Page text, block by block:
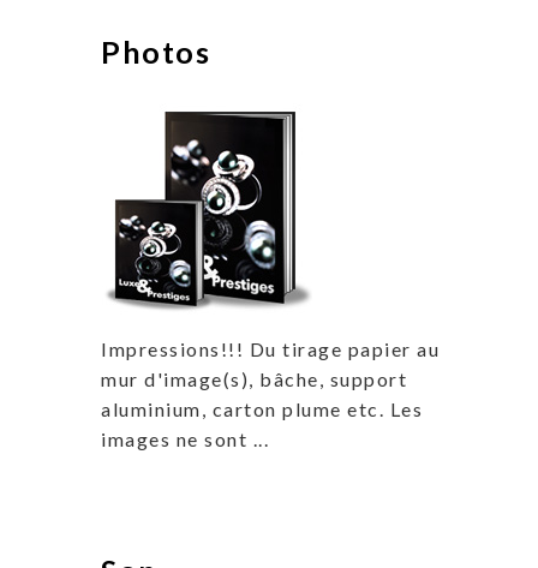
Photos
Impressions!!! Du tirage papier au
mur d'image(s), bâche, support
aluminium, carton plume etc. Les
images ne sont ...